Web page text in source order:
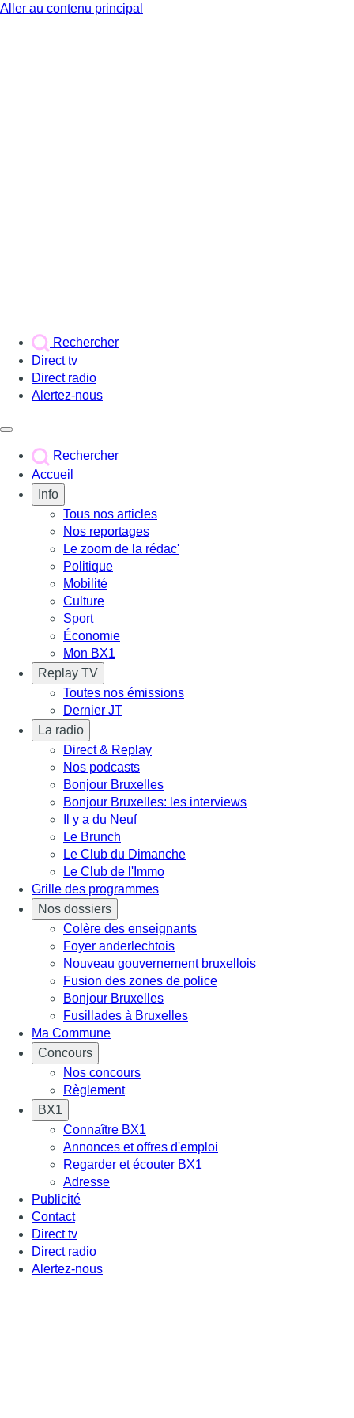
Aller au contenu principal
Rechercher
Direct tv
Direct radio
Alertez-nous
Rechercher
Accueil
Info
Tous nos articles
Nos reportages
Le zoom de la rédac'
Politique
Mobilité
Culture
Sport
Économie
Mon BX1
Replay TV
Toutes nos émissions
Dernier JT
La radio
Direct & Replay
Nos podcasts
Bonjour Bruxelles
Bonjour Bruxelles: les interviews
Il y a du Neuf
Le Brunch
Le Club du Dimanche
Le Club de l'Immo
Grille des programmes
Nos dossiers
Colère des enseignants
Foyer anderlechtois
Nouveau gouvernement bruxellois
Fusion des zones de police
Bonjour Bruxelles
Fusillades à Bruxelles
Ma Commune
Concours
Nos concours
Règlement
BX1
Connaître BX1
Annonces et offres d'emploi
Regarder et écouter BX1
Adresse
Publicité
Contact
Direct tv
Direct radio
Alertez-nous